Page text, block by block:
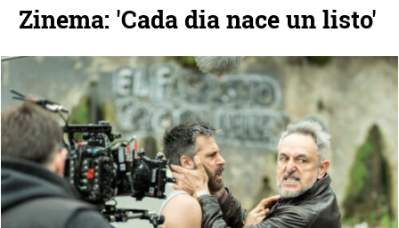
Zinema: 'Cada dia nace un listo'